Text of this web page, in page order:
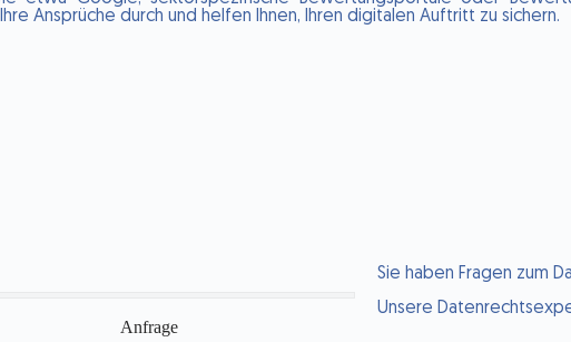
Ansprüche durch und helfen Ihnen, Ihren digitalen Auftritt zu sichern.
Anfrage
Sie haben Fragen zum
Unsere